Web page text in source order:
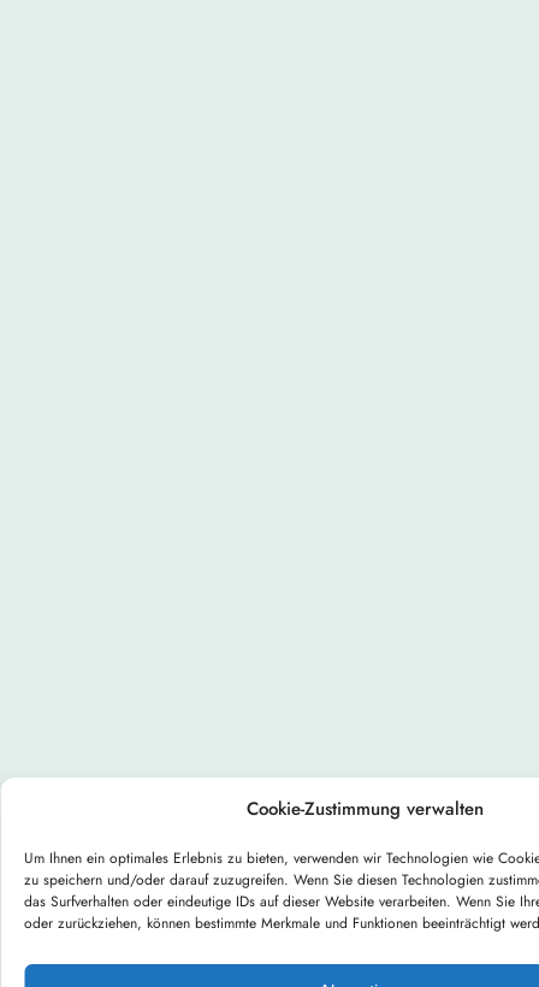
Cookie-Zustimmung verwalten
Um Ihnen ein optimales Erlebnis zu bieten, verwenden wir Technologien wie
zu speichern und/oder darauf zuzugreifen. Wenn Sie diesen Technologien
das Surfverhalten oder eindeutige IDs auf dieser Website verarbeiten. Wenn Sie
oder zurückziehen, können bestimmte Merkmale und Funktionen beeinträchtigt